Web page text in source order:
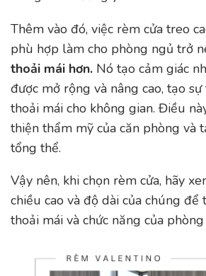
Thêm vào đó, việc rèm cửa treo
phù hợp làm cho phòng ngủ trở
thoải mái hơn. Nó tạo cảm giác
được mở rộng và nâng cao, tạo
thoải mái cho không gian. Điều
thiện thẩm mỹ của căn phòng và
tổng thể.
Vậy nên, khi chọn rèm cửa, hãy
chiều cao và độ dài của chúng để
thoải mái và chức năng của